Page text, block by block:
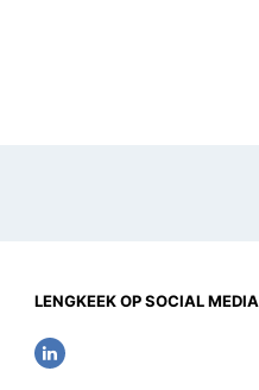
LENGKEEK OP SOCIAL MEDIA
L